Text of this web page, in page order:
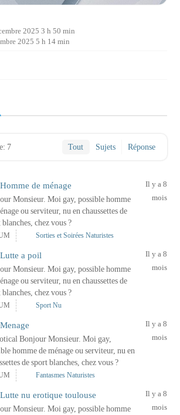
2025 3 h 50 min
2025 5 h 14 min
7 Tout Sujets Réponse
de ménage
Monsieur. Moi gay, possible homme
ou serviteur, nu en chaussettes de
chez vous ?
Il y a 8
mois
Sorties et Soirées Naturistes
a poil
Monsieur. Moi gay, possible homme
ou serviteur, nu en chaussettes de
chez vous ?
Il y a 8
mois
Sport Nu
Bonjour Monsieur. Moi gay,
homme de ménage ou serviteur, nu en
de sport blanches, chez vous ?
Il y a 8
mois
Fantasmes Naturistes
nu erotique toulouse
Monsieur. Moi gay, possible homme
Il y a 8
mois